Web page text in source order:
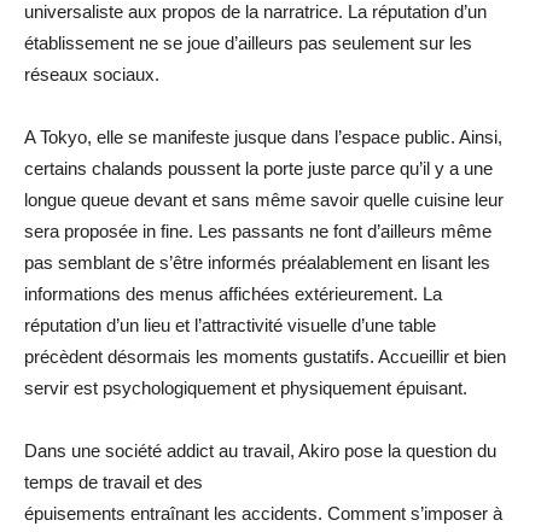
universaliste aux propos de la narratrice. La réputation d’un
établissement ne se joue d’ailleurs pas seulement sur les
réseaux sociaux.
A Tokyo, elle se manifeste jusque dans l’espace public. Ainsi,
certains chalands poussent la porte juste parce qu’il y a une
longue queue devant et sans même savoir quelle cuisine leur
sera proposée in fine. Les passants ne font d’ailleurs même
pas semblant de s’être informés préalablement en lisant les
informations des menus affichées extérieurement. La
réputation d’un lieu et l’attractivité visuelle d’une table
précèdent désormais les moments gustatifs. Accueillir et bien
servir est psychologiquement et physiquement épuisant.
Dans une société addict au travail, Akiro pose la question du
temps de travail et des
épuisements entraînant les accidents. Comment s’imposer à